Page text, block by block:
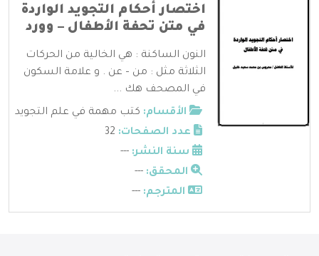
اختصار أحكام التجويد الواردة
في متن تحفة الأطفال – وورد
النون الساكنة : هي الخالية من الحركات
الثلاثة مثل : من – عن . و علامة السكون
في المصحف هك ...
الأقسام: كتب مهمة في علم التجويد
عدد الصفحات:
سنة النشر: ---
المحقق: ---
المترجم: ---